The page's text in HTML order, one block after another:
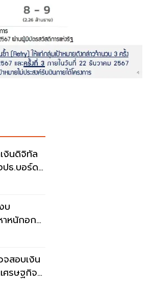
งินดิจิทัล
ธ.บอร์ด
บ
หนักอก
สอบเงิน